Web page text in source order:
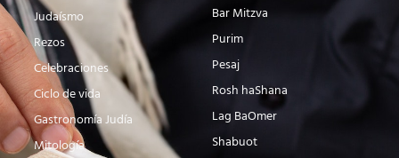
Judaísmo
Rezos
Celebraciones
Ciclo de vida
Gastronomía Judía
Mitología
Bar Mitzva
Purim
Pesaj
Rosh haShana
Lag BaOmer
Shabuot